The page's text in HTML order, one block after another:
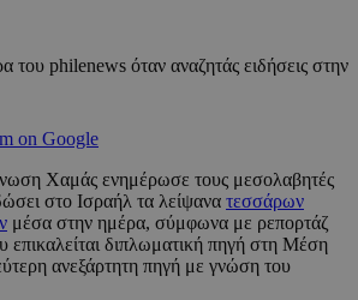
του philenews όταν αναζητάς ειδήσεις στην
on Google
Χαμάς ενημέρωσε τους μεσολαβητές
στο Ισραήλ τα λείψανα τεσσάρων
μέσα στην ημέρα, σύμφωνα με ρεπορτάζ
επικαλείται διπλωματική πηγή στη Μέση
ανεξάρτητη πηγή με γνώση του